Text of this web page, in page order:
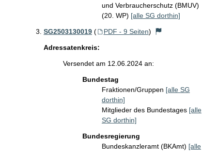
und Verbraucherschutz (BMUV)
(20. WP) [alle SG dorthin]
SG2503130019 ( PDF - 9 Seiten)
Adressatenkreis:
Versendet am 12.06.2024 an:
Bundestag
Fraktionen/Gruppen [alle SG
dorthin]
Mitglieder des Bundestages [alle
SG dorthin]
Bundesregierung
Bundeskanzleramt (BKAmt) [alle